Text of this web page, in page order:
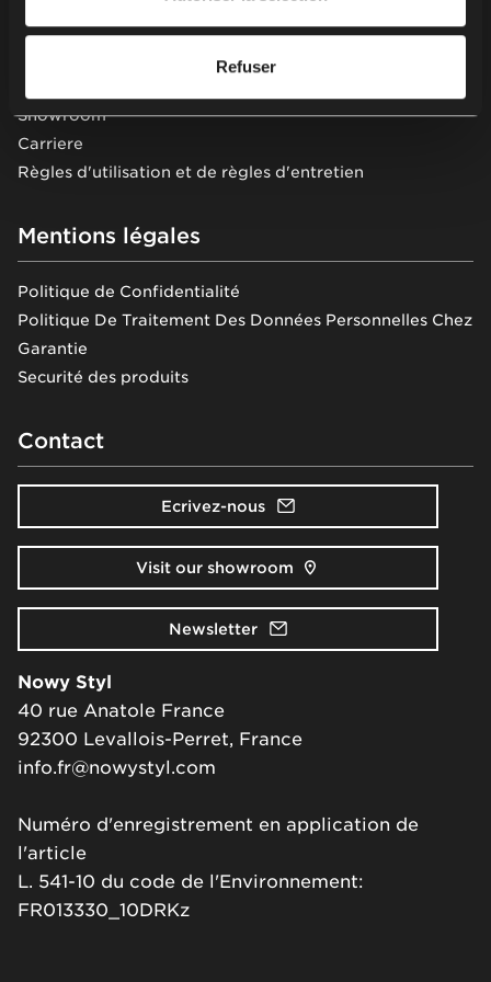
Refuser
A propos de nous
Showroom
Carriere
Règles d'utilisation et de règles d'entretien
Mentions légales
Politique de Confidentialité
Politique De Traitement Des Données Personnelles Chez
Garantie
Securité des produits
Contact
Ecrivez-nous
Visit our showroom
Newsletter
Nowy Styl
40 rue Anatole France
92300 Levallois-Perret, France
info.fr@nowystyl.com
Numéro d'enregistrement en application de
l'article
L. 541-10 du code de l'Environnement:
FR013330_10DRKz